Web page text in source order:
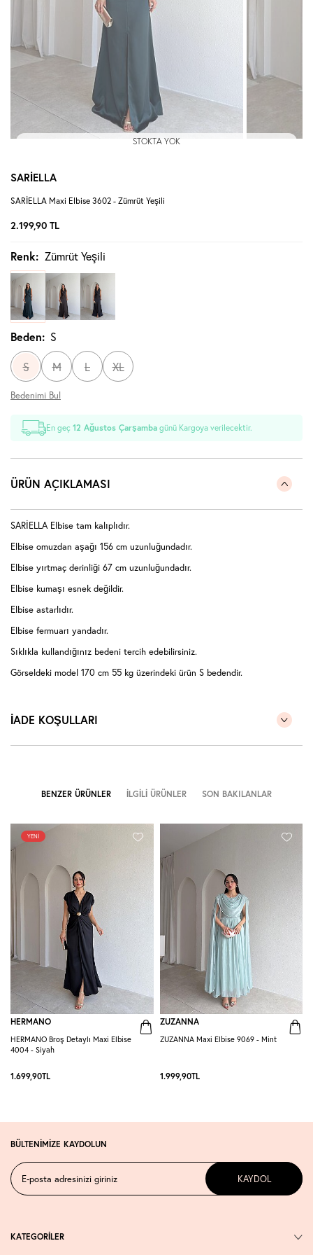
STOKTA YOK
SARİELLA
SARİELLA Maxi Elbise 3602 - Zümrüt Yeşili
2.199,90 TL
Renk: Zümrüt Yeşili
Beden: S
S M L XL
Bedenimi Bul
En geç12 Ağustos Çarşamba günü Kargoya verilecektir.
ÜRÜN AÇIKLAMASI
SARİELLA Elbise tam kalıplıdır.
Elbise omuzdan aşağı 156 cm uzunluğundadır.
Elbise yırtmaç derinliği 67 cm uzunluğundadır.
Elbise kumaşı esnek değildir.
Elbise astarlıdır.
Elbise fermuarı yandadır.
Sıklıkla kullandığınız bedeni tercih edebilirsiniz.
Görseldeki model 170 cm 55 kg üzerindeki ürün S bedendir.
İADE KOŞULLARI
BENZER ÜRÜNLER İLGILI ÜRÜNLER SON BAKILANLAR
YENI
HERMANO
HERMANO Broş Detaylı Maxi Elbise
4004 - Siyah
1.699,90TL
ZUZANNA
ZUZANNA Maxi Elbise 9069 - Mint
1.999,90TL
BÜLTENİMİZE KAYDOLUN
KAYDOL
KATEGORİLER